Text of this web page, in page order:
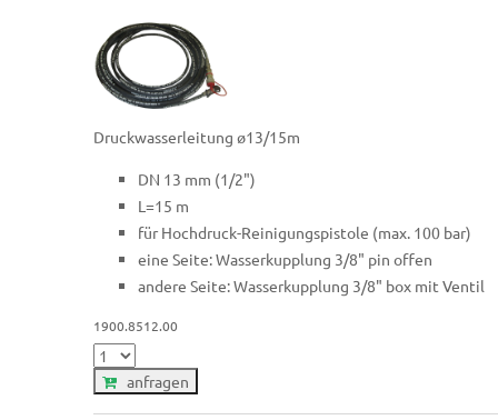
Druckwasserleitung ø13/15m
DN 13 mm (1/2")
L=15 m
für Hochdruck-Reinigungspistole (max. 100 bar)
eine Seite: Wasserkupplung 3/8" pin offen
andere Seite: Wasserkupplung 3/8" box mit Ventil
1900.8512.00
anfragen